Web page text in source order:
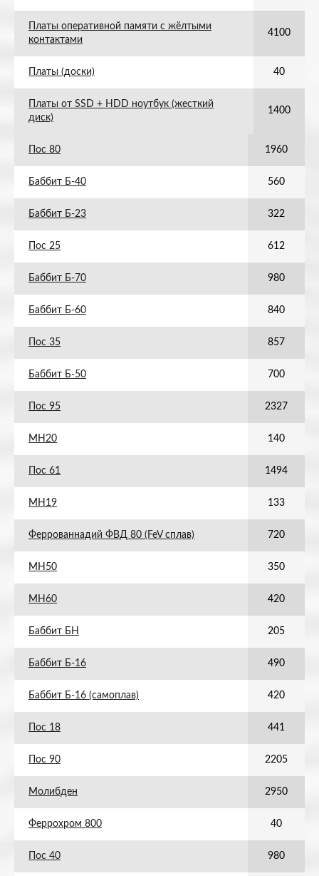
Платы оперативной памяти с жёлтыми
контактами
4100
Платы (доски) 40
Платы от SSD + HDD ноутбук (жесткий
диск)
1400
Пос 80 1960
Баббит Б-40 560
Баббит Б-23 322
Пос 25 612
Баббит Б-70 980
Баббит Б-60 840
Пос 35 857
Баббит Б-50 700
Пос 95 2327
МН20 140
Пос 61 1494
МН19 133
Феррованнадий ФВД 80 (FeV сплав) 720
МН50 350
МН60 420
Баббит БН 205
Баббит Б-16 490
Баббит Б-16 (самоплав) 420
Пос 18 441
Пос 90 2205
Молибден 2950
Феррохром 800 40
Пос 40 980